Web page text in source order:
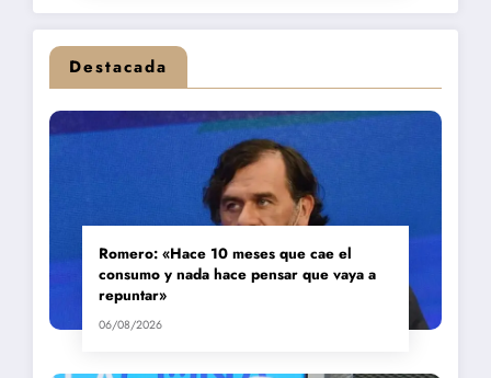
Destacada
Romero: «Hace 10 meses que cae el
consumo y nada hace pensar que vaya a
repuntar»
06/08/2026